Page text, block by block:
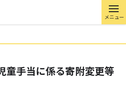
メニュー
童手当に係る寄附変更等